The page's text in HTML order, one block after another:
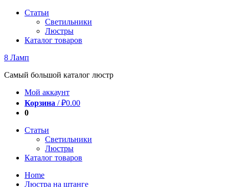
Перейти
содержимому
Статьи
Светильники
Люстры
Каталог товаров
8 Ламп
Самый большой каталог люстр
Мой аккаунт
Корзина /₽0.00
0
Статьи
Светильники
Люстры
Каталог товаров
Home
Люстра на штанге